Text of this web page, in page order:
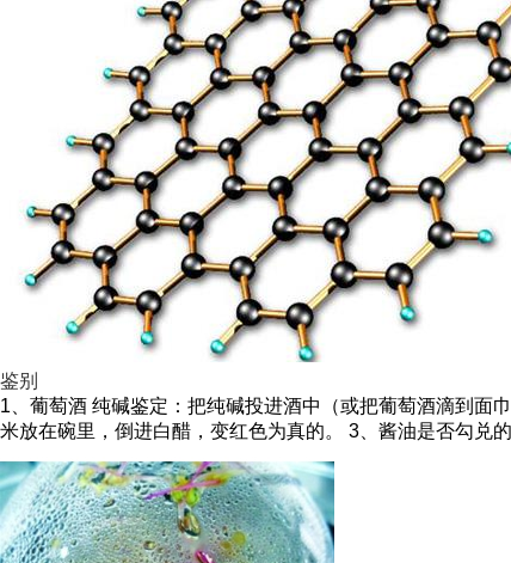
鉴别
1、葡萄酒 纯碱鉴定：把纯碱投进酒中（或把葡萄酒滴到面
米放在碗里，倒进白醋，变红色为真的。 3、酱油是否勾兑